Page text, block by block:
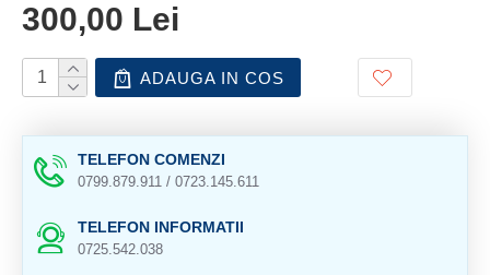
300,00 Lei
ADAUGA IN COS
TELEFON COMENZI
0799.879.911 / 0723.145.611
TELEFON INFORMATII
0725.542.038